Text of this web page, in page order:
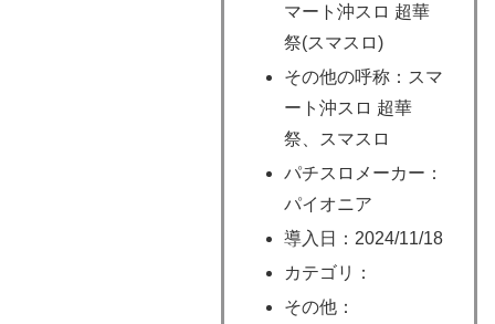
マート沖スロ 超華
祭(スマスロ)
その他の呼称：スマ
ート沖スロ 超華
祭、スマスロ
パチスロメーカー：
パイオニア
導入日：2024/11/18
カテゴリ：
その他：